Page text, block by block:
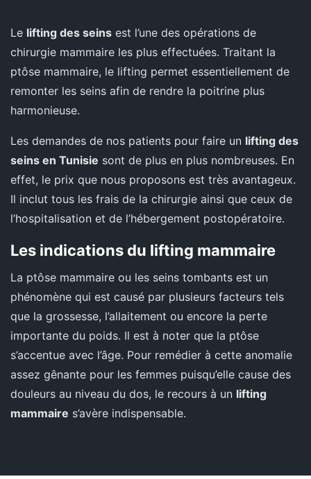
Le lifting des seins est l’une des opérations de
chirurgie mammaire les plus effectuées. Traitant la
ptôse mammaire, le lifting permet essentiellement de
remonter les seins afin de rendre la poitrine plus
harmonieuse.
Les demandes de nos patients pour faire un lifting des
seins en Tunisie sont de plus en plus nombreuses. En
effet, le prix que nous proposons est très avantageux.
Il inclut tous les frais de la chirurgie ainsi que ceux de
l’hospitalisation et de l’hébergement postopératoire.
Les indications du lifting mammaire
La ptôse mammaire ou les seins tombants est un
phénomène qui est causé par plusieurs facteurs tels
que la grossesse, l’allaitement ou encore la perte
importante du poids. Il est à noter que la ptôse
s’accentue avec l’âge. Pour remédier à cette anomalie
assez gênante pour les femmes puisqu’elle cause des
douleurs au niveau du dos, le recours à un lifting
mammaire s’avère indispensable.